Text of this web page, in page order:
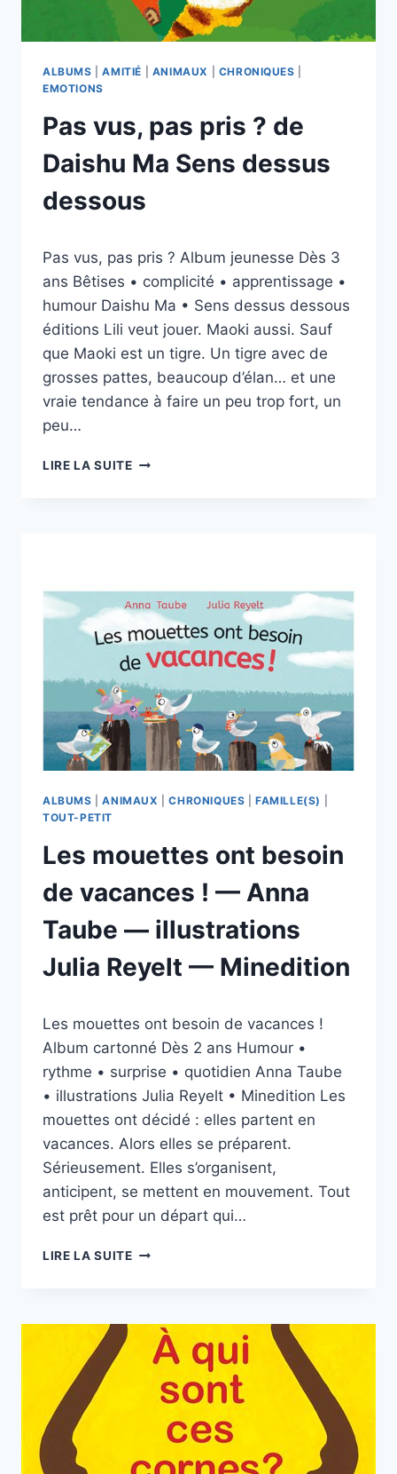
ALBUMS |AMITIÉ ANIMAUX CHRONIQUES
EMOTIONS
Pas vus, pas pris ? de
Daishu Ma Sens dessus
dessous
esther.vernier@gmail.com
Pas vus, pas pris ? Album jeunesse Dès 3
ans Bêtises • complicité • apprentissage •
humour Daishu Ma • Sens dessus dessous
éditions Lili veut jouer. Maoki aussi. Sauf
que Maoki est un tigre. Un tigre avec de
grosses pattes, beaucoup d’élan… et une
vraie tendance à faire un peu trop fort, un
peu…
LIRE LA SUITEPAS
MA
SENS
DESSUS
DESSOUS
ALBUMS |ANIMAUX |CHRONIQUES |FAMILLE(S)
TOUT-PETIT
Les mouettes ont besoin
de vacances ! — Anna
Taube — illustrations
Julia Reyelt — Minedition
esther.vernier@gmail.com
Les mouettes ont besoin de vacances !
Album cartonné Dès 2 ans Humour •
rythme • surprise • quotidien Anna Taube
• illustrations Julia Reyelt • Minedition Les
mouettes ont décidé : elles partent en
vacances. Alors elles se préparent.
Sérieusement. Elles s’organisent,
anticipent, se mettent en mouvement. Tout
est prêt pour un départ qui…
LIRE LA SUITELES
DE
VACANCES
ANNA
TAUBE
ILLUSTRATIONS